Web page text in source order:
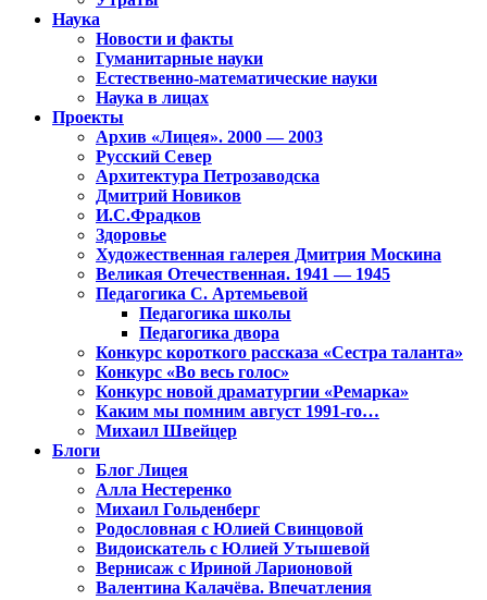
Наука
Новости и факты
Гуманитарные науки
Естественно-математические науки
Наука в лицах
Проекты
Архив «Лицея». 2000 — 2003
Русский Север
Архитектура Петрозаводска
Дмитрий Новиков
И.С.Фрадков
Здоровье
Художественная галерея Дмитрия Москина
Великая Отечественная. 1941 — 1945
Педагогика С. Артемьевой
Педагогика школы
Педагогика двора
Конкурс короткого рассказа «Сестра таланта»
Конкурс «Во весь голос»
Конкурс новой драматургии «Ремарка»
Каким мы помним август 1991-го…
Михаил Швейцер
Блоги
Блог Лицея
Алла Нестеренко
Михаил Гольденберг
Родословная с Юлией Свинцовой
Видоискатель с Юлией Утышевой
Вернисаж с Ириной Ларионовой
Валентина Калачёва. Впечатления